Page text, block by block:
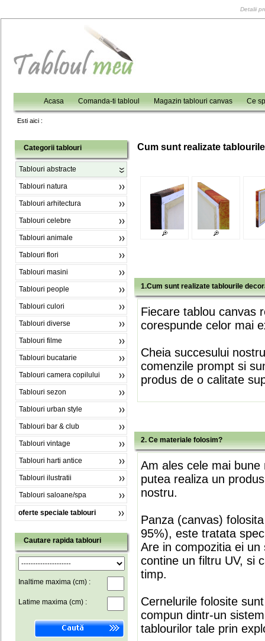
Detalii
Acasa Comanda-ti tabloul Magazin tablouri canvas Ce
Esti aici :
Categorii tablouri
Tablouri abstracte
Tablouri natura
Tablouri arhitectura
Tablouri celebre
Tablouri animale
Tablouri flori
Tablouri masini
Tablouri people
Tablouri culori
Tablouri diverse
Tablouri filme
Tablouri bucatarie
Tablouri camera copilului
Tablouri sezon
Tablouri urban style
Tablouri bar & club
Tablouri vintage
Tablouri harti antice
Tablouri ilustratii
Tablouri saloane/spa
oferte speciale tablouri
Cautare rapida tablouri
Inaltime maxima (cm) :
Latime maxima (cm) :
Cum sunt realizate
1.Cum sunt realizate tablourile
Fiecare tablou canvas
corespunde celor mai
Cheia succesului
comenzile prompt si
produs de o calitate
2. Ce materiale folosim?
Am ales cele mai
putea realiza un
nostru.
Panza (canvas)
95%), este tratata
Are in compozitia ei
contine un filtru UV, si
timp.
Cernelurile folosite
compun dintr-un
tablourilor tale prin